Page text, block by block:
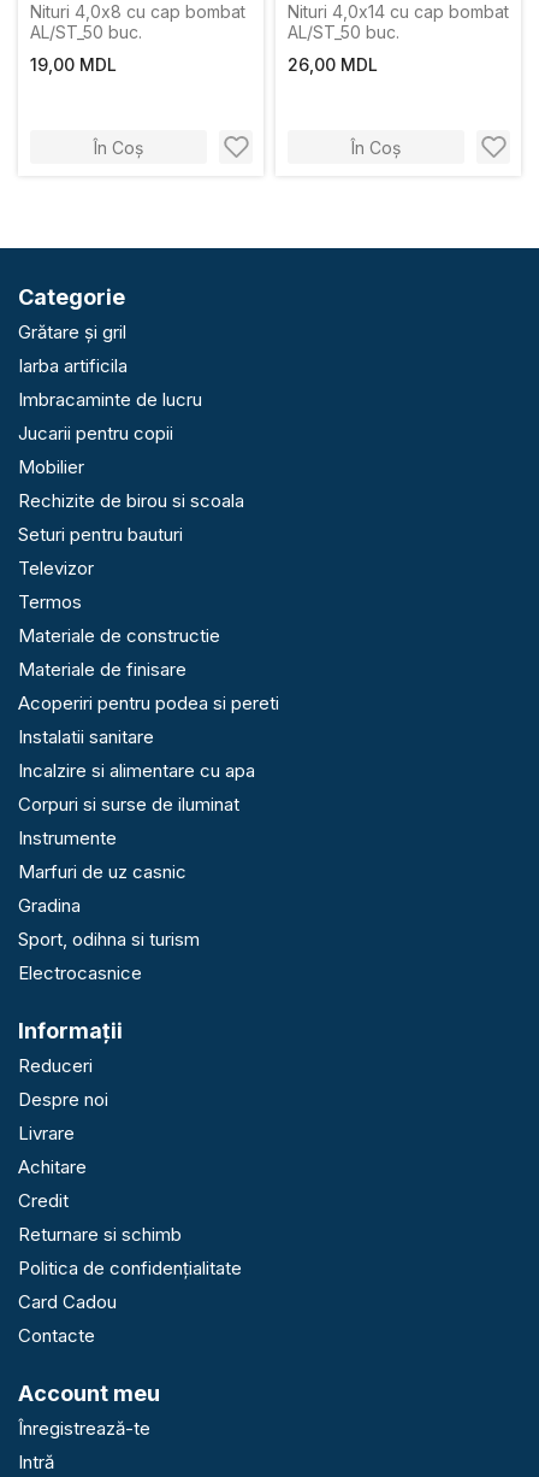
Nituri 4,0x8 cu cap bombat
AL/ST_50 buc.
19,00 MDL
În Coș
Nituri 4,0x14 cu cap bombat
AL/ST_50 buc.
26,00 MDL
În Coș
Categorie
Grătare și gril
Iarba artificila
Imbracaminte de lucru
Jucarii pentru copii
Mobilier
Rechizite de birou si scoala
Seturi pentru bauturi
Televizor
Termos
Materiale de constructie
Materiale de finisare
Acoperiri pentru podea si pereti
Instalatii sanitare
Incalzire si alimentare cu apa
Corpuri si surse de iluminat
Instrumente
Marfuri de uz casnic
Gradina
Sport, odihna si turism
Electrocasnice
Informaţii
Reduceri
Despre noi
Livrare
Achitare
Credit
Returnare si schimb
Politica de confidențialitate
Card Cadou
Contacte
Account meu
Înregistrează-te
Intră